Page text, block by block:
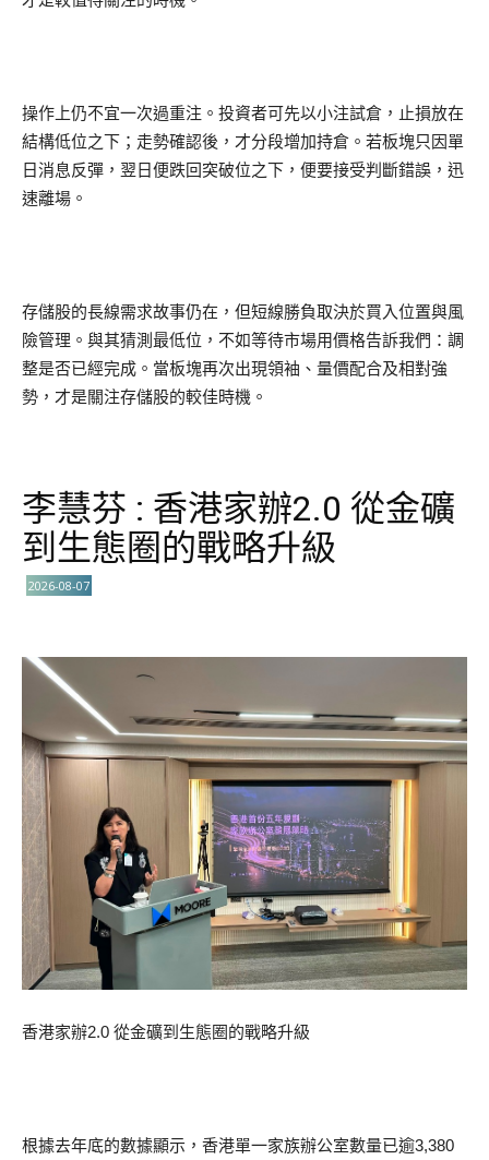
操作上仍不宜一次過重注。投資者可先以小注試倉，止損放在
結構低位之下；走勢確認後，才分段增加持倉。若板塊只因單
日消息反彈，翌日便跌回突破位之下，便要接受判斷錯誤，迅
速離場。
存儲股的長線需求故事仍在，但短線勝負取決於買入位置與風
險管理。與其猜測最低位，不如等待市場用價格告訴我們：調
整是否已經完成。當板塊再次出現領袖、量價配合及相對強
勢，才是關注存儲股的較佳時機。
李慧芬 : 香港家辦2.0 從金礦
到生態圈的戰略升級
2026-08-07
香港家辦2.0 從金礦到生態圈的戰略升級
根據去年底的數據顯示，香港單一家族辦公室數量已逾3,380